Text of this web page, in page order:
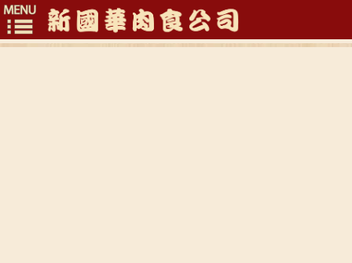
Toggle